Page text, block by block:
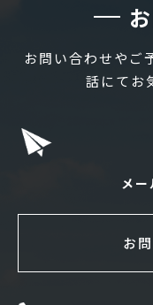
お問い合わせやご
話にてお
メ
お